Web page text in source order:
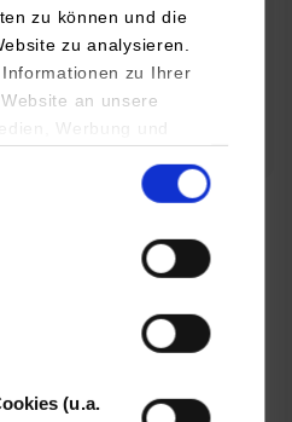
zu können und die
zu analysieren.
zu Ihrer
an unsere
Werbung und
führen diese
Sie ihnen bereitgestellt
Rahmen Ihrer Nutzung
(u.a.
Antriebe, moderne
Fahrzeugkonzepte für
und…